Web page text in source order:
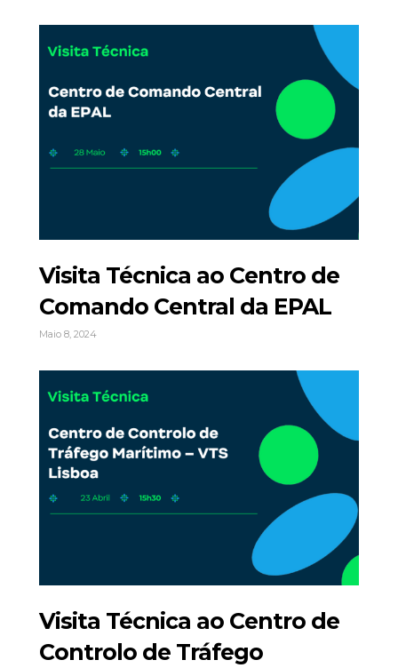
Visita Técnica ao Centro de
Comando Central da EPAL
Maio 8, 2024
Visita Técnica ao Centro de
Controlo de Tráfego